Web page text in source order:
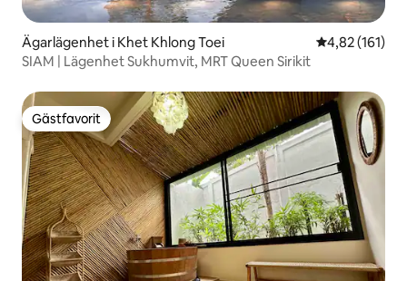
Ägarlägenhet i Khet Khlong Toei 4,82 av 5 i
4,82 (161)
SIAM | Lägenhet Sukhumvit, MRT Queen Sirikit
Gästfavorit
Gästfavorit